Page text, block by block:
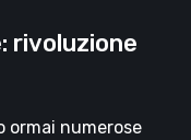
rivoluzione
ormai numerose